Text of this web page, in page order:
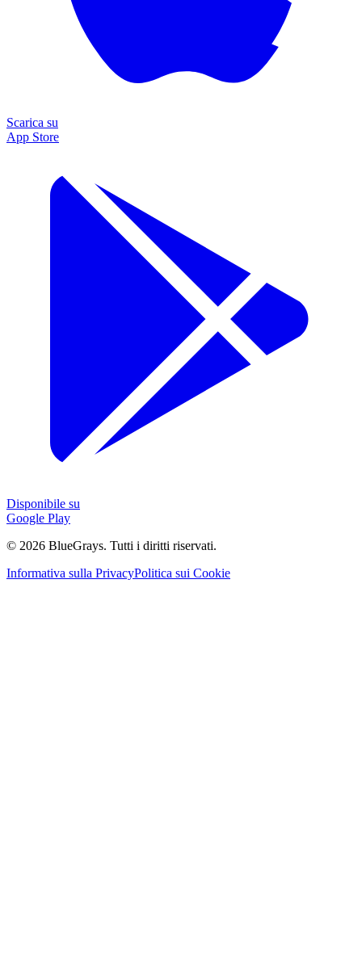
Scarica su
App Store
Disponibile su
Google Play
© 2026 BlueGrays. Tutti i diritti riservati.
Informativa sulla PrivacyPolitica sui Cookie